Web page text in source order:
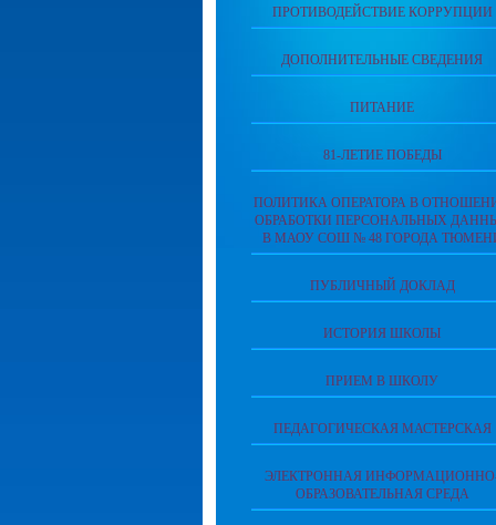
ПРОТИВОДЕЙСТВИЕ КОРРУПЦИИ
ДОПОЛНИТЕЛЬНЫЕ СВЕДЕНИЯ
ПИТАНИЕ
81-ЛЕТИЕ ПОБЕДЫ
ПОЛИТИКА ОПЕРАТОРА В
ОБРАБОТКИ ПЕРСОНАЛЬНЫХ
В МАОУ СОШ № 48 ГОРОДА
ПУБЛИЧНЫЙ ДОКЛАД
ИСТОРИЯ ШКОЛЫ
ПРИЕМ В ШКОЛУ
ПЕДАГОГИЧЕСКАЯ МАСТЕРСКАЯ
ЭЛЕКТРОННАЯ
ОБРАЗОВАТЕЛЬНАЯ СРЕДА